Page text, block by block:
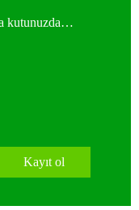
kutunuzda…
Kayıt ol